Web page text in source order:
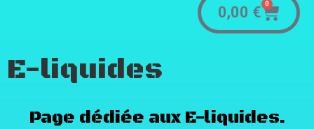
0,00 € 0
E-liquides
Page dédiée aux E-liquides.